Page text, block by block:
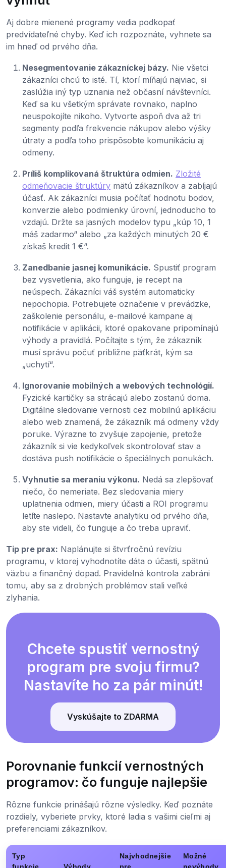
Aj dobre mienené programy vedia podkopať
predvídateľné chyby. Keď ich rozpoznáte, vyhnete sa
im hneď od prvého dňa.
Nesegmentovanie zákazníckej bázy. Nie všetci
zákazníci chcú to isté. Tí, ktorí míňajú najviac, si
zaslúžia iný typ uznania než občasní návštevníci.
Keď sa ku všetkým správate rovnako, naplno
neuspokojíte nikoho. Vytvorte aspoň dva až tri
segmenty podľa frekvencie nákupov alebo výšky
útraty a podľa toho prispôsobte komunikáciu aj
odmeny.
Príliš komplikovaná štruktúra odmien. Zložité
odmeňovacie štruktúry mätú zákazníkov a zabíjajú
účasť. Ak zákazníci musia počítať hodnotu bodov,
konverzie alebo podmienky úrovní, jednoducho to
vzdajú. Držte sa jasných modelov typu „kúp 10, 1
máš zadarmo“ alebo „za každých minutých 20 €
získaš kredit 1 €“.
Zanedbanie jasnej komunikácie. Spustiť program
bez vysvetlenia, ako funguje, je recept na
neúspech. Zákazníci váš systém automaticky
nepochopia. Potrebujete označenie v prevádzke,
zaškolenie personálu, e-mailové kampane aj
notifikácie v aplikácii, ktoré opakovane pripomínajú
výhody a pravidlá. Počítajte s tým, že zákazník
musí správu počuť približne päťkrát, kým sa
„uchytí“.
Ignorovanie mobilných a webových technológií.
Fyzické kartičky sa strácajú alebo zostanú doma.
Digitálne sledovanie vernosti cez mobilnú aplikáciu
alebo web znamená, že zákazník má odmeny vždy
poruke. Výrazne to zvyšuje zapojenie, pretože
zákazník si vie kedykoľvek skontrolovať stav a
dostáva push notifikácie o špeciálnych ponukách.
Vyhnutie sa meraniu výkonu. Nedá sa zlepšovať
niečo, čo nemeriate. Bez sledovania miery
uplatnenia odmien, miery účasti a ROI programu
letíte naslepo. Nastavte analytiku od prvého dňa,
aby ste videli, čo funguje a čo treba upraviť.
Tip pre prax: Naplánujte si štvrťročnú revíziu
programu, v ktorej vyhodnotíte dáta o účasti, spätnú
väzbu a finančný dopad. Pravidelná kontrola zabráni
tomu, aby sa z drobných problémov stali veľké
zlyhania.
Chcete spustiť vernostný
program pre svoju firmu?
Nastavíte ho za pár minút!
Vyskúšajte to ZDARMA
Porovnanie funkcií vernostných
programov: čo funguje najlepšie
Rôzne funkcie prinášajú rôzne výsledky. Keď poznáte
rozdiely, vyberiete prvky, ktoré ladia s vašimi cieľmi aj
preferenciami zákazníkov.
Typ
Najvhodnejšie
Možné